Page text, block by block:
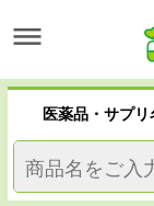
医薬品・サプ